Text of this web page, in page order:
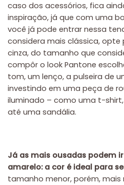
caso dos acessórios, fica
inspiração, já que com uma
você já pode entrar nessa
considera mais clássica,
cinza, do tamanho que
compôr o look Pantone
tom, um lenço, a pulseira de
investindo em uma peça de
iluminado – como uma t-
até uma sandália.
Já as mais ousadas podem
amarelo: a cor é ideal para
tamanho menor, porém,